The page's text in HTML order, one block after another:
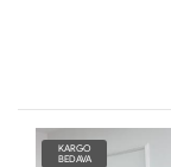
KARGO
BEDAVA